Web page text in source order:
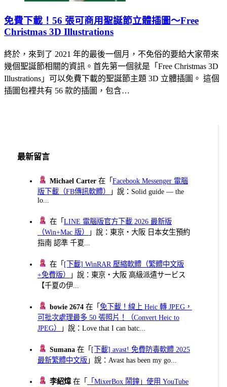
免費下載！56 張可商用聖誕節立體插圖～Free
Christmas 3D Illustrations
終於，來到了 2021 年的最後一個月，不免俗的要給大家帶來
幾個聖誕節相關的資訊。首先第一個就是「Free Christmas 3D
Illustrations」可以免費下載的聖誕節主題 3D 立體插圖。 這個
插圖包裡共有 56 款的插圖，包含…
最新留言
Michael Carter 在「Facebook Messenger 電腦
版下載（FB傳訊軟體）
」說：Solid guide — the
lo...
在「LINE 電腦版官方下載 2026 最新版
（Win+Mac 版）
」說：東京・大阪 日本女生預約
指南 認準 千夏...
在「 [下載] WinRAR 壓縮軟體（繁體中文版
+免費版）
」說：東京・大阪 高級派遣サービス
【千夏の伊...
bowie 2674 在「免下載！線上 Heic 轉 JPEG，
可批次處理最多 50 張照片！（Convert Heic to
JPEG）
」說：Love that I can batc...
Sumana 在「 [下載] avast! 免費防毒軟體 2025
最新繁體中文版 」說：Avast has been my go...
李紹煒在「
「MixerBox 鬧鐘」使用 YouTube